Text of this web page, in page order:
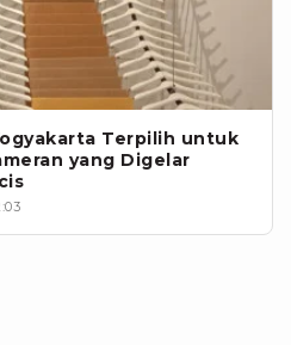
Terpilih untuk
yang Digelar